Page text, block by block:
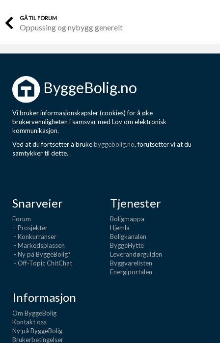
GÅ TIL FORUM
Oppussing og nybygg generelt
ByggeBolig.no
Vi bruker informasjonskapsler (cookies) for å øke
brukervennligheten i samsvar med Lov om elektronisk
kommunikasjon.
Ved at du fortsetter å brukebyggebolig.no, forutsetter vi at du
samtykker til dette.
Snarveier
Forum
- Prosjekter
- Konkurranser
- Markedsplassen
- Ny på ByggeBolig?
- Off-Topic ChitChat
Tjenester
Boligmappa
Hjemla
Boligkanalen
ByggeHytte
Leverandørguiden
Byggvarelisten
Energiportalen
Informasjon
Om ByggeBolig
Kontakt oss
Ny på ByggeBolig
Brukerbetingelser